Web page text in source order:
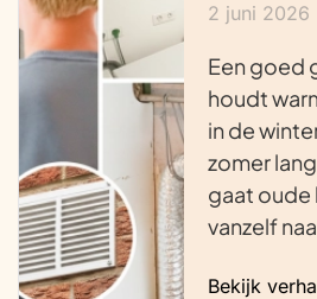
2 juni 2026
Een goed
houdt
in de
zomer
gaat oude
vanzelf
Bekijk